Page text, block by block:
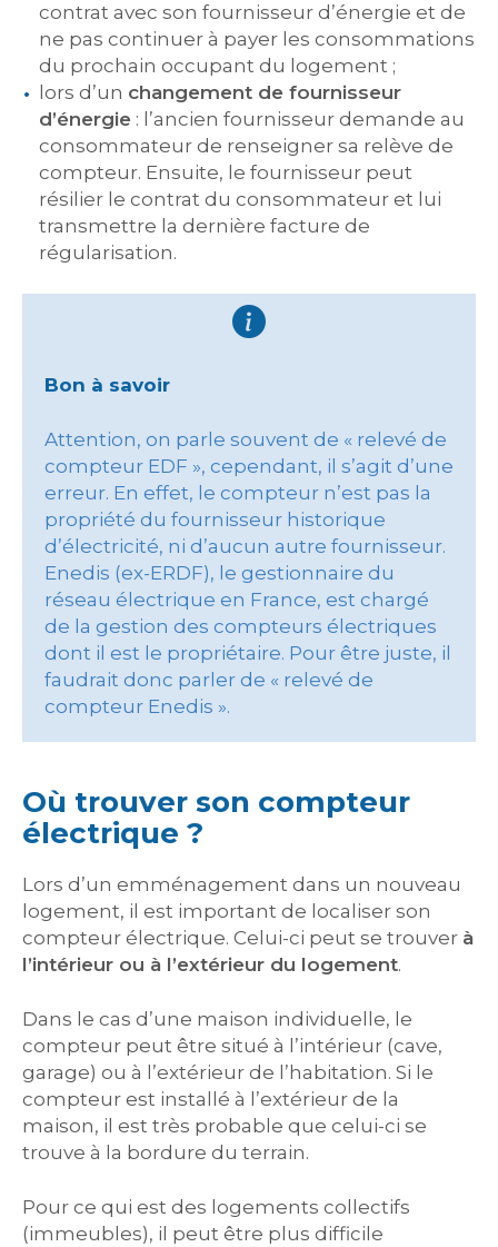
contrat avec son fournisseur d’énergie et de
ne pas continuer à payer les consommations
du prochain occupant du logement ;
lors d’un changement de fournisseur
d’énergie : l’ancien fournisseur demande au
consommateur de renseigner sa relève de
compteur. Ensuite, le fournisseur peut
résilier le contrat du consommateur et lui
transmettre la dernière facture de
régularisation.
Bon à savoir
Attention, on parle souvent de « relevé de
compteur EDF », cependant, il s’agit d’une
erreur. En effet, le compteur n’est pas la
propriété du fournisseur historique
d’électricité, ni d’aucun autre fournisseur.
Enedis (ex-ERDF), le gestionnaire du
réseau électrique en France, est chargé
de la gestion des compteurs électriques
dont il est le propriétaire. Pour être juste, il
faudrait donc parler de « relevé de
compteur Enedis ».
Où trouver son compteur
électrique ?
Lors d’un emménagement dans un nouveau
logement, il est important de localiser son
compteur électrique. Celui-ci peut se trouver à
l’intérieur ou à l’extérieur du logement.
Dans le cas d’une maison individuelle, le
compteur peut être situé à l’intérieur (cave,
garage) ou à l’extérieur de l’habitation. Si le
compteur est installé à l’extérieur de la
maison, il est très probable que celui-ci se
trouve à la bordure du terrain.
Pour ce qui est des logements collectifs
(immeubles), il peut être plus difficile